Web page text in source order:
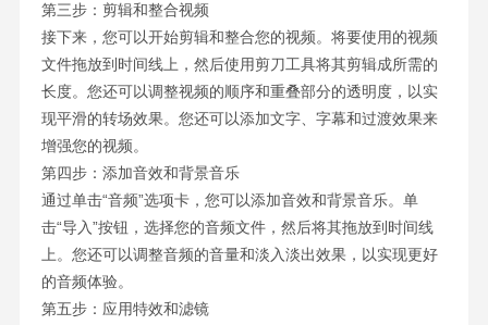
第三步：剪辑和整合视频
接下来，您可以开始剪辑和整合您的视频。将要使用的视频
文件拖放到时间线上，然后使用剪刀工具将其剪辑成所需的
长度。您还可以调整视频的顺序和重叠部分的透明度，以实
现平滑的转场效果。您还可以添加文字、字幕和过渡效果来
增强您的视频。
第四步：添加音效和背景音乐
通过单击“音频”选项卡，您可以添加音效和背景音乐。单
击“导入”按钮，选择您的音频文件，然后将其拖放到时间线
上。您还可以调整音频的音量和淡入淡出效果，以实现更好
的音频体验。
第五步：应用特效和滤镜